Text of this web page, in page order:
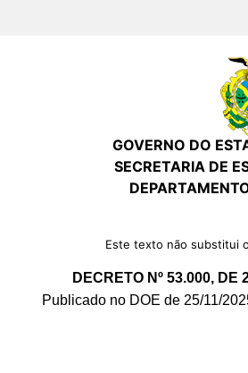
GOVERNO DO
SECRETARIA DE
Este texto não substitui
DECRETO Nº 53.000, DE
Publicado no DOE de 25/11/